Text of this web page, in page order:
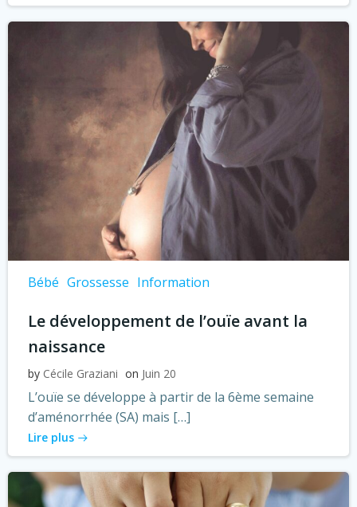
Bébé Grossesse Information
Le développement de l’ouïe avant la
naissance
by Cécile Graziani on Juin 20
L’ouïe se développe à partir de la 6ème semaine
d’aménorrhée (SA) mais […]
Lire plus